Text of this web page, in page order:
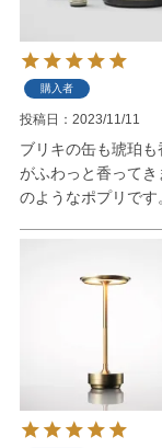
購入者
投稿日 2023/11/11
ブリキの缶も琥珀
がふわっと香って
のようなポプリです